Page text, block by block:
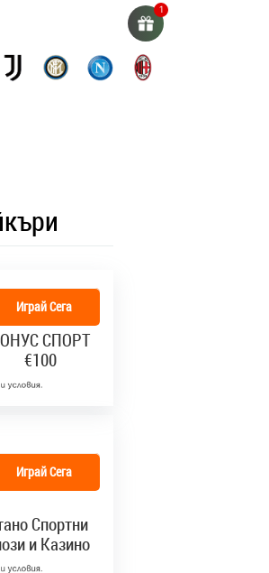
Финал
Играй Сега
СПОРТ
€100
Играй Сега
Спортни
и Казино